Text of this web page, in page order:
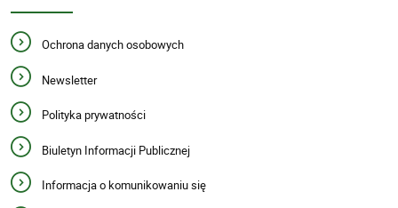
Ochrona danych osobowych
Newsletter
Polityka prywatności
Biuletyn Informacji Publicznej
Informacja o komunikowaniu się